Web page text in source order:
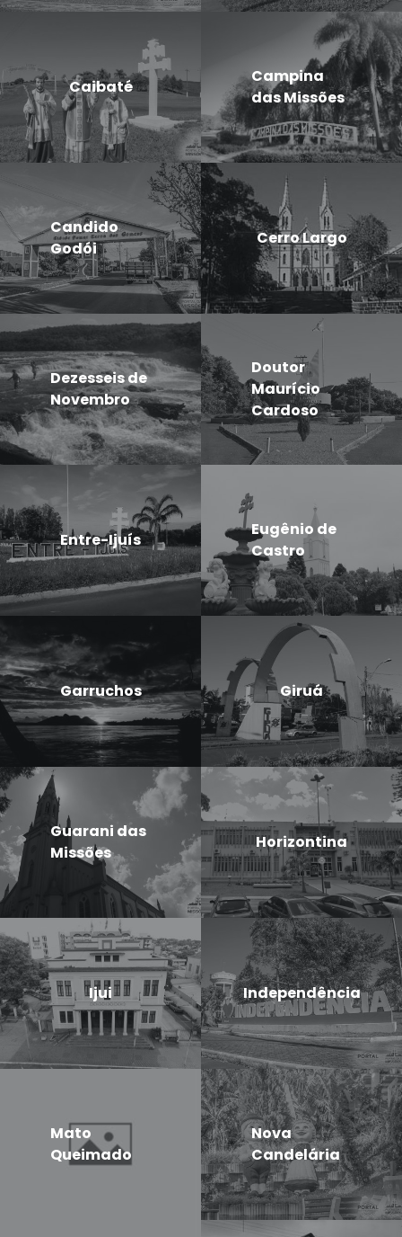
Caibaté
Campina
das Missões
Candido
Godói
Cerro Largo
Dezesseis de
Novembro
Doutor
Maurício
Cardoso
Entre-Ijuís
Eugênio de
Castro
Garruchos Giruá
Guarani das
Missões
Horizontina
Ijui Independência
Mato
Queimado
Nova
Candelária